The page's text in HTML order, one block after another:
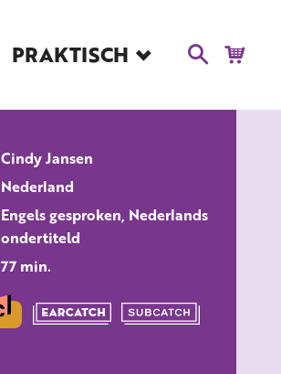
PRAKTISCH
Blog
Educatie
Kaartverkoop en
Tarieven
Over Het Ketelhuis
Vacatures
ALLE FILMS
Cindy Jansen
Nederland
Engels gesproken, Nederlands
ondertiteld
77 min.